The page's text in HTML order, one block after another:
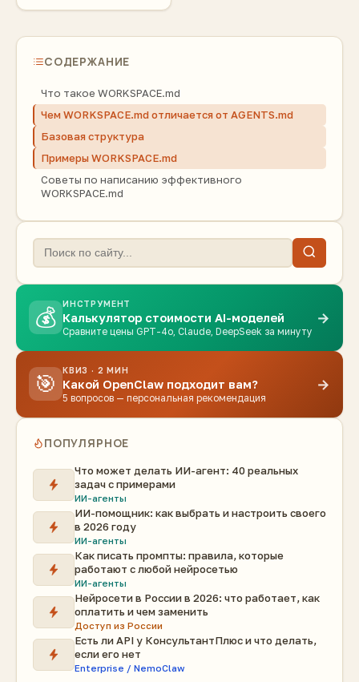
СОДЕРЖАНИЕ
Что такое WORKSPACE.md
Чем WORKSPACE.md отличается от AGENTS.md
Базовая структура
Примеры WORKSPACE.md
Советы по написанию эффективного
WORKSPACE.md
💰
ИНСТРУМЕНТ
Калькулятор стоимости AI-моделей
Сравните цены GPT-4o, Claude, DeepSeek за минуту
→
🎯
КВИЗ · 2 МИН
Какой OpenClaw подходит вам?
5 вопросов — персональная рекомендация
→
ПОПУЛЯРНОЕ
Что может делать ИИ-агент: 40 реальных
задач с примерами
ИИ-агенты
ИИ-помощник: как выбрать и настроить своего
в 2026 году
ИИ-агенты
Как писать промпты: правила, которые
работают с любой нейросетью
ИИ-агенты
Нейросети в России в 2026: что работает, как
оплатить и чем заменить
Доступ из России
Есть ли API у КонсультантПлюс и что делать,
если его нет
Enterprise / NemoClaw